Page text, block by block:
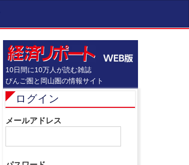
10日間に10万人が読む雑誌
びんご圏と岡山圏の情報サイト
ログイン
メールアドレス